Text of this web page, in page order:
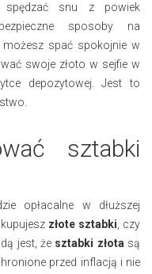
spędzać snu z powiek
sposoby na
możesz spać spokojnie w
swoje złoto w sejfie w
depozytowej. Jest to
sztabki
opłacalne w dłuższej
złote sztabki , czy
jest, że sztabki złota są
przed inflacją i nie